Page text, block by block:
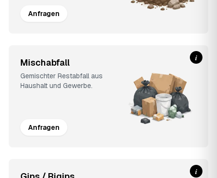
Anfragen
Mischabfall
Gemischter Restabfall aus
Haushalt und Gewerbe.
Anfragen
i
i